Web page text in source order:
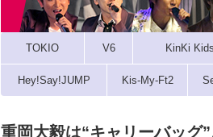
TOKIO V6 KinKi Kids
Hey!Say!JUMP Kis-My-Ft2
重岡大毅は“キャリーバッ